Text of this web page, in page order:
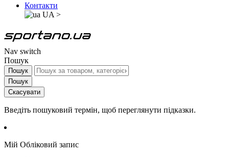
Контакти
UA >
Nav switch
Пошук
Пошук
Пошук
Скасувати
Введіть пошуковий термін, щоб переглянути підказки.
Мій Обліковий запис